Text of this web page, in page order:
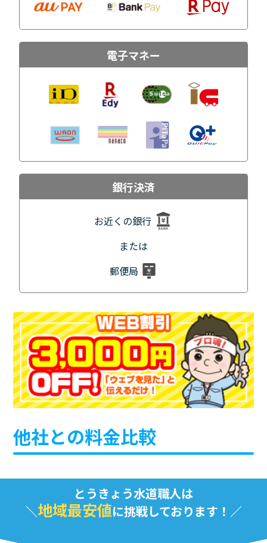
電子マネー
銀行決済
お近くの銀行
または
郵便局
他社との料金比較
とうきょう水道職人は
地域最安値に挑戦しております！